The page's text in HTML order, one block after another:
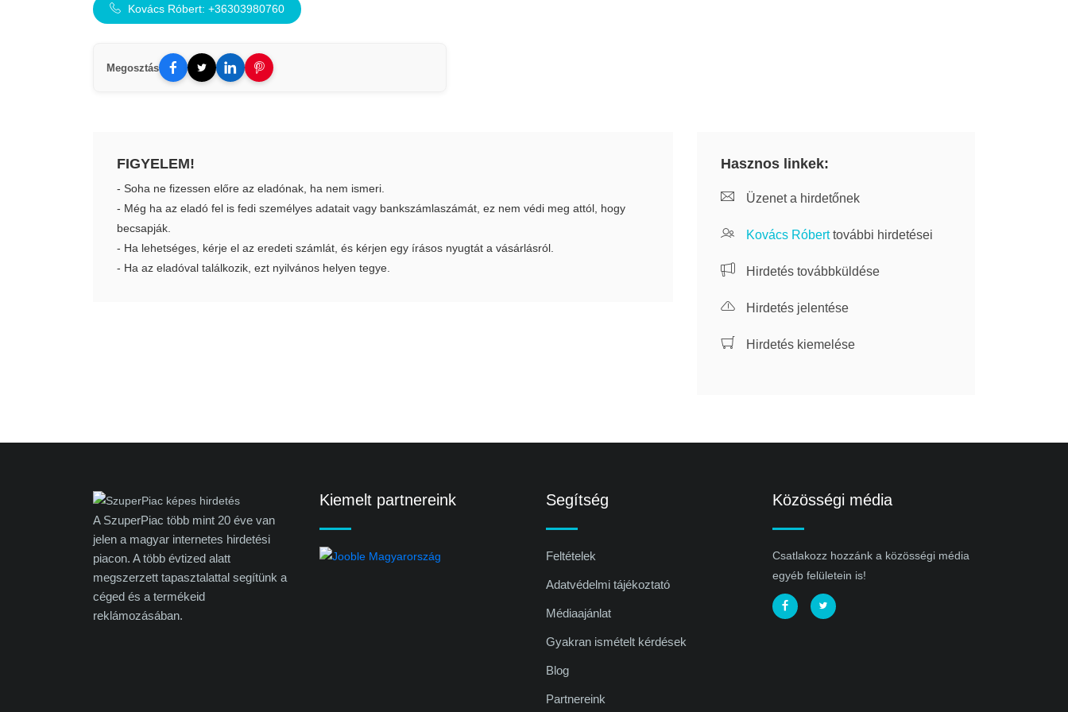
Kovács Róbert: +36303980760
Megosztás
FIGYELEM!
- Soha ne fizessen előre az eladónak, ha nem ismeri.
- Még ha az eladó fel is fedi személyes adatait vagy bankszámlaszámát, ez nem védi meg attól, hogy
becsapják.
- Ha lehetséges, kérje el az eredeti számlát, és kérjen egy írásos nyugtát a vásárlásról.
- Ha az eladóval találkozik, ezt nyilvános helyen tegye.
Hasznos linkek:
Üzenet a hirdetőnek
Kovács Róberttovábbi hirdetései
Hirdetés továbbküldése
Hirdetés jelentése
Hirdetés kiemelése
A SzuperPiac több mint 20 éve van
jelen a magyar internetes hirdetési
piacon. A több évtized alatt
megszerzett tapasztalattal segítünk a
céged és a termékeid
reklámozásában.
Kiemelt partnereink Segítség
Feltételek
Adatvédelmi tájékoztató
Médiaajánlat
Gyakran ismételt kérdések
Blog
Partnereink
Közösségi média
Csatlakozz hozzánk a közösségi média
egyéb felületein is!